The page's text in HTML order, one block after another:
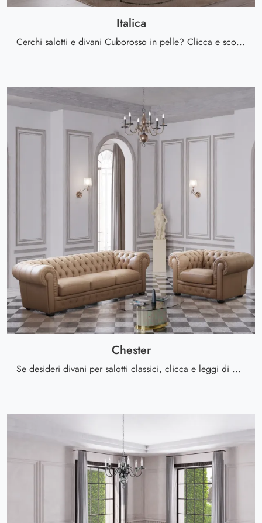
Italica
Cerchi salotti e divani Cuborosso in pelle? Clicca e scopri di più sul modello Italica per spazi classici.
Chester
Se desideri divani per salotti classici, clicca e leggi di più sul modello Chester in pelle del marchio Cuborosso.